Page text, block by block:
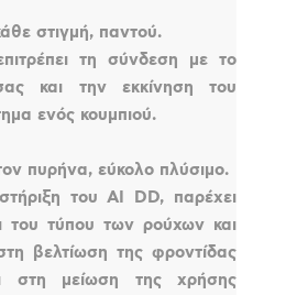
στιγμή, παντού.
τη σύνδεση με το
και την εκκίνηση του
ενός κουμπιού.
πυρήνα, εύκολο πλύσιμο.
του AI DD, παρέχει
του τύπου των ρούχων και
βελτίωση της φροντίδας
στη μείωση της χρήσης